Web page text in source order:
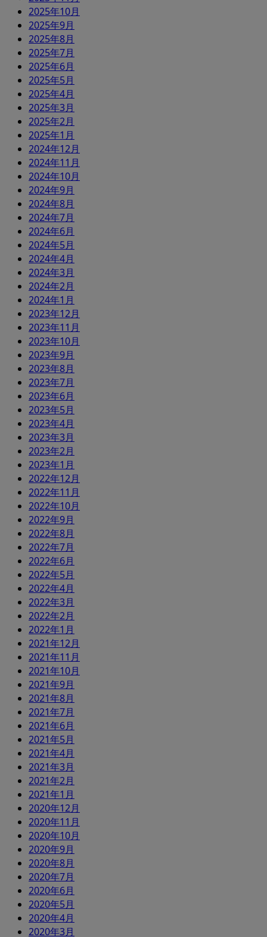
2025年10月
2025年9月
2025年8月
2025年7月
2025年6月
2025年5月
2025年4月
2025年3月
2025年2月
2025年1月
2024年12月
2024年11月
2024年10月
2024年9月
2024年8月
2024年7月
2024年6月
2024年5月
2024年4月
2024年3月
2024年2月
2024年1月
2023年12月
2023年11月
2023年10月
2023年9月
2023年8月
2023年7月
2023年6月
2023年5月
2023年4月
2023年3月
2023年2月
2023年1月
2022年12月
2022年11月
2022年10月
2022年9月
2022年8月
2022年7月
2022年6月
2022年5月
2022年4月
2022年3月
2022年2月
2022年1月
2021年12月
2021年11月
2021年10月
2021年9月
2021年8月
2021年7月
2021年6月
2021年5月
2021年4月
2021年3月
2021年2月
2021年1月
2020年12月
2020年11月
2020年10月
2020年9月
2020年8月
2020年7月
2020年6月
2020年5月
2020年4月
2020年3月